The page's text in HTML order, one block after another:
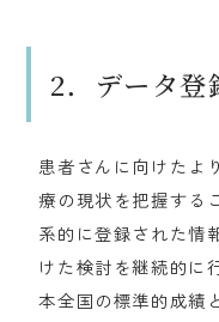
2．データ登
患者さんに向けたよ
療の現状を把握する
系的に登録された情
けた検討を継続的に
本全国の標準的成績